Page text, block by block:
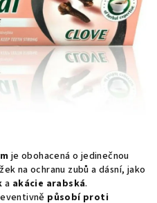
je obohacená o jedinečnou
na ochranu zubů a dásní, jako
a akácie arabská.
působí proti